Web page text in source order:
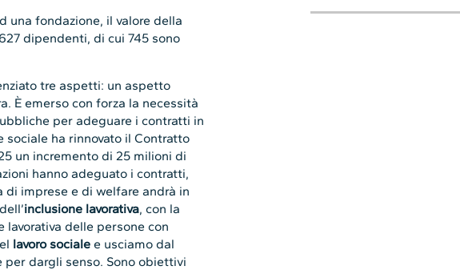
una fondazione, il valore della
dipendenti, di cui 745 sono
tre aspetti: un aspetto
È emerso con forza la necessità
per adeguare i contratti in
sociale ha rinnovato il Contratto
un incremento di 25 milioni di
hanno adeguato i contratti,
imprese e di welfare andrà in
inclusione lavorativa, con la
lavorativa delle persone con
lavoro sociale e usciamo dal
per dargli senso. Sono obiettivi